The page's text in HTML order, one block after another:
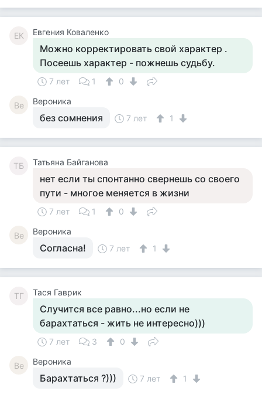
ЕК Евгения Коваленко
Можно корректировать свой характер .
Посеешь характер - пожнешь судьбу.
7 лет 1 0
Ве Вероника
без сомнения 7 лет 1
ТБ Татьяна Байганова
нет если ты спонтанно свернешь со своего
пути - многое меняется в жизни
7 лет 1 0
Ве Вероника
Согласна! 7 лет 1
ТГ Тася Гаврик
Случится все равно...но если не
барахтаться - жить не интересно)))
7 лет 3 0
Ве Вероника
Барахтаться ?))) 7 лет 1